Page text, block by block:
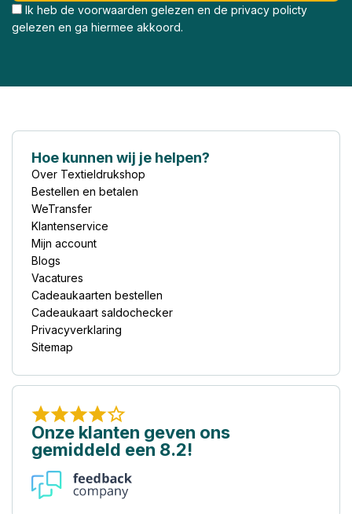
Ik heb de voorwaarden gelezen en de privacy policty
gelezen en ga hiermee akkoord.
Hoe kunnen wij je helpen?
Over Textieldrukshop
Bestellen en betalen
WeTransfer
Klantenservice
Mijn account
Blogs
Vacatures
Cadeaukaarten bestellen
Cadeaukaart saldochecker
Privacyverklaring
Sitemap
Onze klanten geven ons
gemiddeld een 8.2!